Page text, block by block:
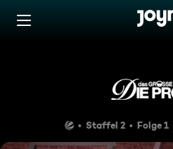
Zum Inhalt springen
Staffel 2 Folge 1